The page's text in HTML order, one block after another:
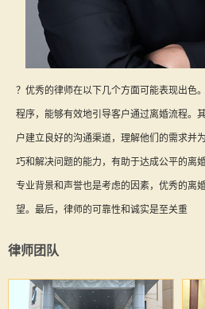
？优秀的律师在以下几个方面可能表现出色
程序，能够有效地引导客户通过离婚流程。
户建立良好的沟通渠道，理解他们的需求并
巧和解决问题的能力，有助于达成公平的离
专业背景和声誉也是考虑的因素，优秀的离
望。最后，律师的可靠性和诚实是至关重
律师团队